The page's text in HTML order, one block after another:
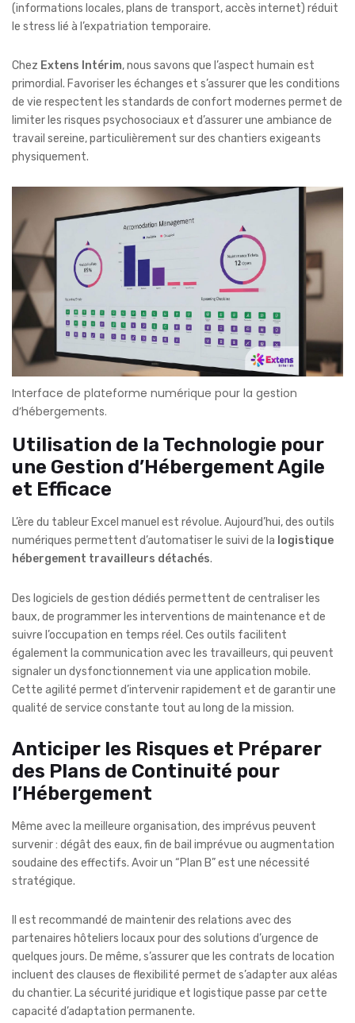
(informations locales, plans de transport, accès internet) réduit
le stress lié à l’expatriation temporaire.
Chez Extens Intérim, nous savons que l’aspect humain est
primordial. Favoriser les échanges et s’assurer que les conditions
de vie respectent les standards de confort modernes permet de
limiter les risques psychosociaux et d’assurer une ambiance de
travail sereine, particulièrement sur des chantiers exigeants
physiquement.
Interface de plateforme numérique pour la gestion
d’hébergements.
Utilisation de la Technologie pour
une Gestion d’Hébergement Agile
et Efficace
L’ère du tableur Excel manuel est révolue. Aujourd’hui, des outils
numériques permettent d’automatiser le suivi de la logistique
hébergement travailleurs détachés.
Des logiciels de gestion dédiés permettent de centraliser les
baux, de programmer les interventions de maintenance et de
suivre l’occupation en temps réel. Ces outils facilitent
également la communication avec les travailleurs, qui peuvent
signaler un dysfonctionnement via une application mobile.
Cette agilité permet d’intervenir rapidement et de garantir une
qualité de service constante tout au long de la mission.
Anticiper les Risques et Préparer
des Plans de Continuité pour
l’Hébergement
Même avec la meilleure organisation, des imprévus peuvent
survenir : dégât des eaux, fin de bail imprévue ou augmentation
soudaine des effectifs. Avoir un “Plan B” est une nécessité
stratégique.
Il est recommandé de maintenir des relations avec des
partenaires hôteliers locaux pour des solutions d’urgence de
quelques jours. De même, s’assurer que les contrats de location
incluent des clauses de flexibilité permet de s’adapter aux aléas
du chantier. La sécurité juridique et logistique passe par cette
capacité d’adaptation permanente.